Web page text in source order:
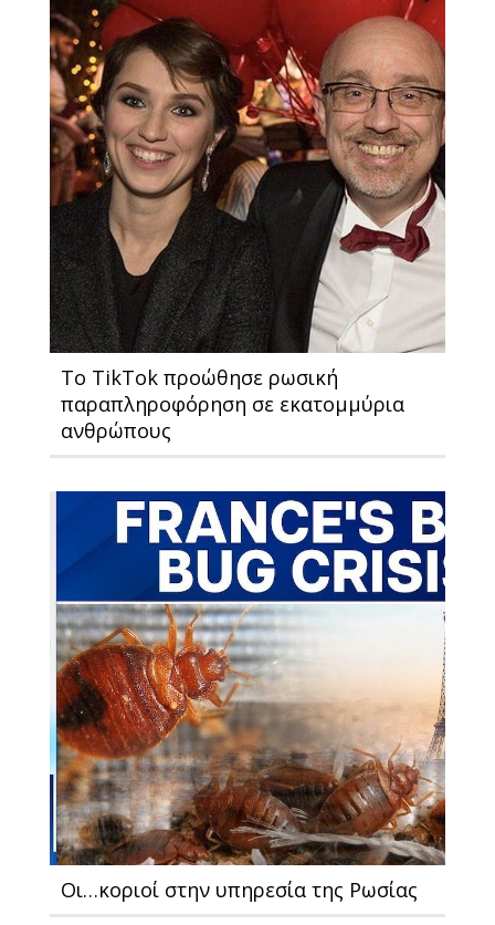
Το TikTok προώθησε ρωσική
παραπληροφόρηση σε εκατομμύρια
ανθρώπους
Οι…κοριοί στην υπηρεσία της Ρωσίας